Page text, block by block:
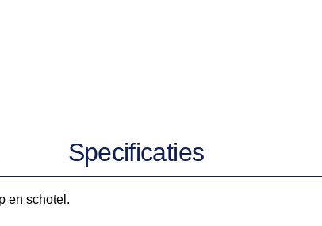
Specificaties
en schotel.